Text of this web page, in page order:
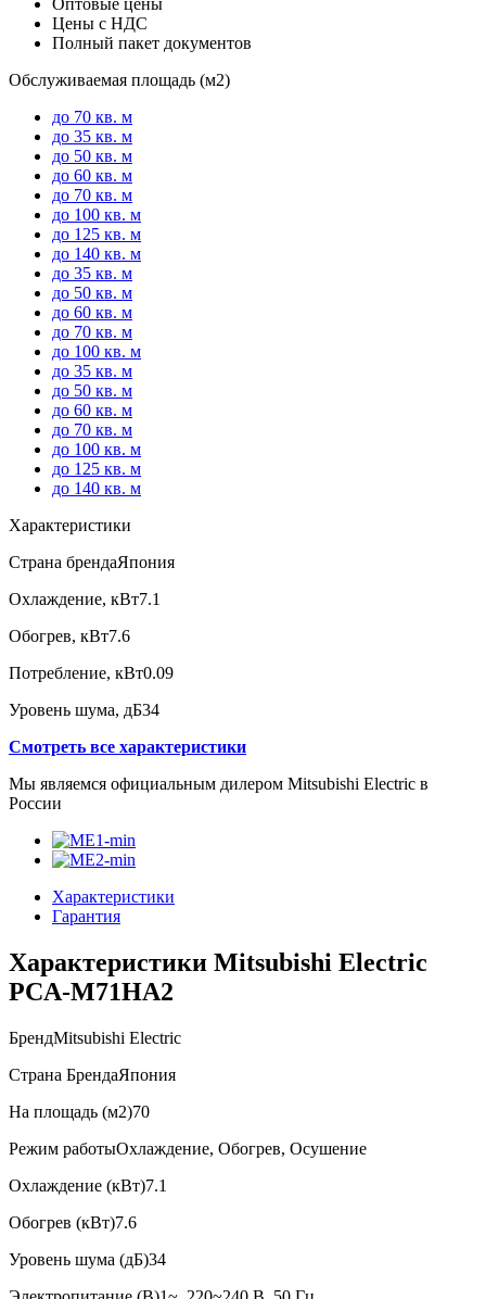
Цены с НДС
Полный пакет документов
Обслуживаемая площадь (м2)
до 70 кв. м
до 35 кв. м
до 50 кв. м
до 60 кв. м
до 70 кв. м
до 100 кв. м
до 125 кв. м
до 140 кв. м
до 35 кв. м
до 50 кв. м
до 60 кв. м
до 70 кв. м
до 100 кв. м
до 35 кв. м
до 50 кв. м
до 60 кв. м
до 70 кв. м
до 100 кв. м
до 125 кв. м
до 140 кв. м
Характеристики
Страна брендаЯпония
Охлаждение, кВт7.1
Обогрев, кВт7.6
Потребление, кВт0.09
Уровень шума, дБ34
Смотреть все характеристики
Мы являемся официальным дилером Mitsubishi Electric в
России
Характеристики
Гарантия
Характеристики Mitsubishi Electric
PCA-M71HA2
БрендMitsubishi Electric
Страна БрендаЯпония
На площадь (м2)70
Режим работыОхлаждение, Обогрев, Осушение
Охлаждение (кВт)7.1
Обогрев (кВт)7.6
Уровень шума (дБ)34